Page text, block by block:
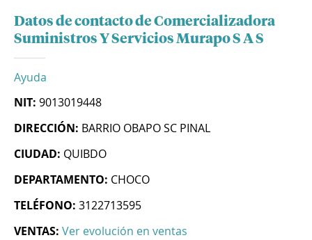
Datos de contacto de Comercializadora
Suministros Y Servicios Murapo S A S
Ayuda
NIT: 9013019448
DIRECCIÓN: BARRIO OBAPO SC PINAL
CIUDAD: QUIBDO
DEPARTAMENTO: CHOCO
TELÉFONO: 3122713595
VENTAS: Ver evolución en ventas